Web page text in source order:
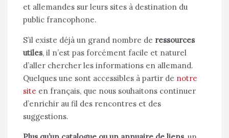
et allemandes sur leurs sites à destination du
public francophone.
S’il existe déjà un grand nombre de ressources
utiles, il n’est pas forcément facile et naturel
d’aller chercher les informations en allemand.
Quelques une sont accessibles à partir de notre
site en français, que nous souhaitons continuer
d’enrichir au fil des rencontres et des
suggestions.